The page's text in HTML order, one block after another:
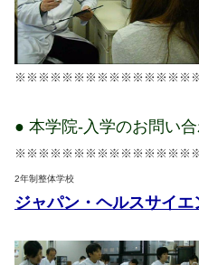
● 本学院-入学のお問い
2年制整体学校
ジャパン・ヘルスサイ